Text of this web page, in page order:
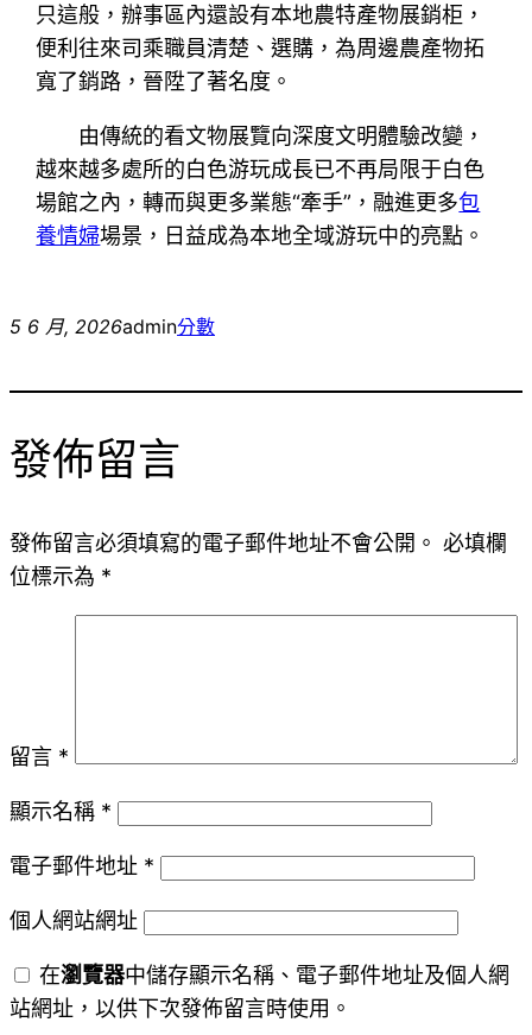
只這般，辦事區內還設有本地農特產物展銷柜，
便利往來司乘職員清楚、選購，為周邊農產物拓
寬了銷路，晉陞了著名度。
由傳統的看文物展覽向深度文明體驗改變，
越來越多處所的白色游玩成長已不再局限于白色
場館之內，轉而與更多業態“牽手”，融進更多包
養情婦場景，日益成為本地全域游玩中的亮點。
5 6 月, 2026admin分數
發佈留言
發佈留言必須填寫的電子郵件地址不會公開。 必填欄
位標示為 *
留言 *
顯示名稱 *
電子郵件地址 *
個人網站網址
在瀏覽器中儲存顯示名稱、電子郵件地址及個人網
站網址，以供下次發佈留言時使用。